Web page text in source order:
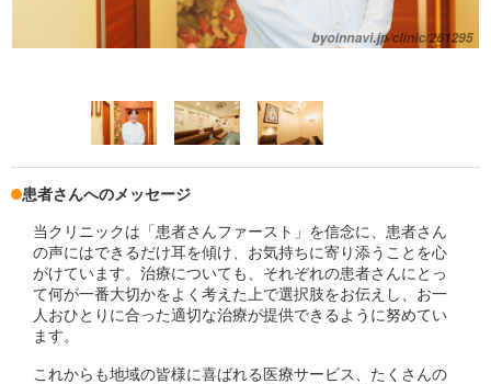
患者さんへのメッセージ
当クリニックは「患者さんファースト」を信念に、患者さん
の声にはできるだけ耳を傾け、お気持ちに寄り添うことを心
がけています。治療についても、それぞれの患者さんにとっ
て何が一番大切かをよく考えた上で選択肢をお伝えし、お一
人おひとりに合った適切な治療が提供できるように努めてい
ます。
これからも地域の皆様に喜ばれる医療サービス、たくさんの